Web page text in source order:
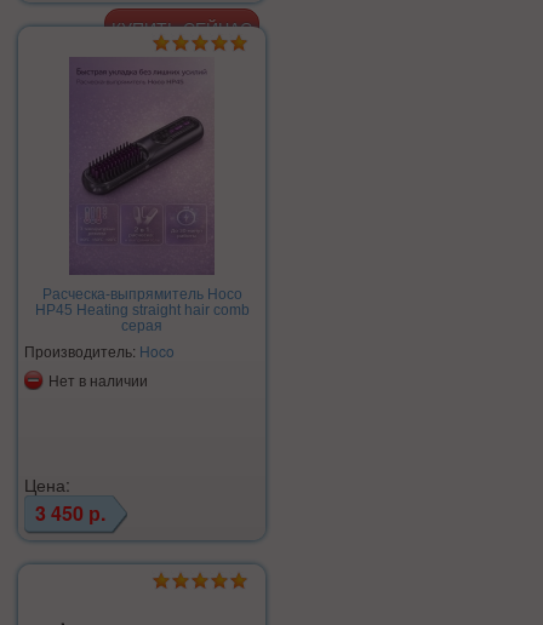
Расческа-выпрямитель Hoco
HP45 Heating straight hair comb
серая
Производитель: Hoco
Нет в наличии
Цена:
3 450 р.